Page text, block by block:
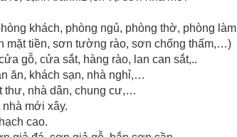
khách, phòng ngủ, phòng thờ, phòng
mặt tiền, sơn tường rào, sơn chống thấm,…)
gỗ, cửa sắt, hàng rào, lan can sắt,..
ăn, khách sạn, nhà nghỉ,…
thư, nhà dân, chung cư,…
mới xây.
cao.